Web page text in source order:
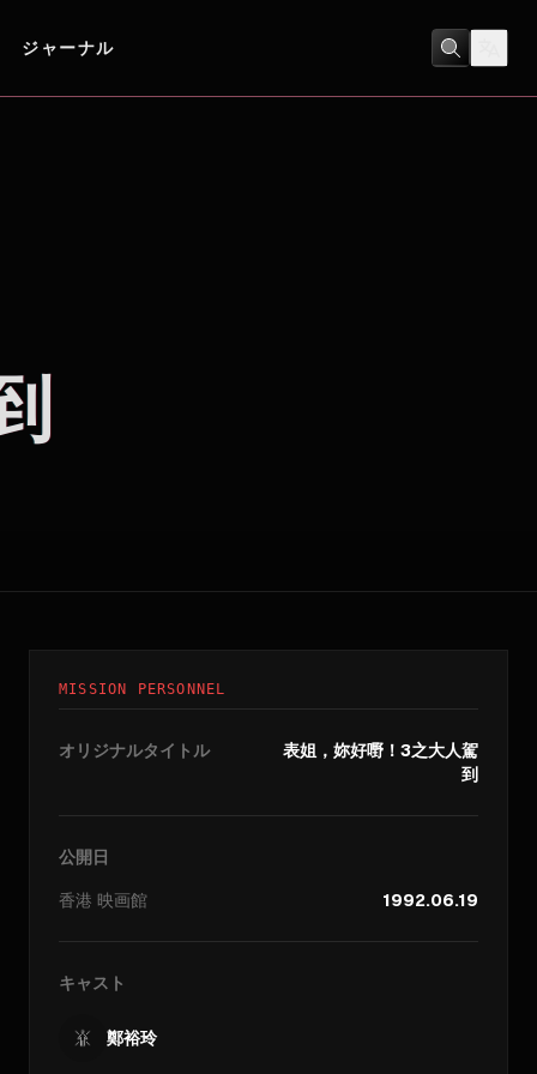
ジャーナル
コメディ
MISSION PERSONNEL
オリジナルタイトル
表姐，妳好嘢！3之大人駕
到
公開日
香港 映画館 1992.06.19
キャスト
鄭裕玲